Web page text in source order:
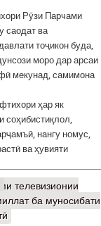
Рӯзи Парчами
саодат ва
тоҷикон буда,
моро дар арсаи
мекунад, самимона
ҳар як
соҳибистиқлол,
нангу номус,
ва ҳувияти
телевизионии
ба муносибати